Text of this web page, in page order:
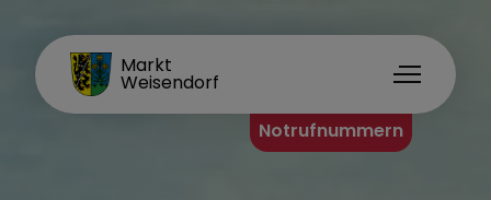
Markt
Weisendorf
FAMILIENORT
Notrufnummern